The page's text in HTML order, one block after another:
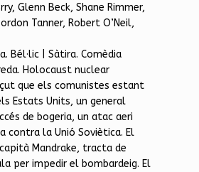
Glenn Beck, Shane Rimmer,
Tanner, Robert O’Neil,
Bél·lic | Sàtira. Comèdia
Holocaust nuclear
que els comunistes estant
Estats Units, un general
de bogeria, un atac aeri
contra la Unió Soviètica. El
Mandrake, tracta de
per impedir el bombardeig. El